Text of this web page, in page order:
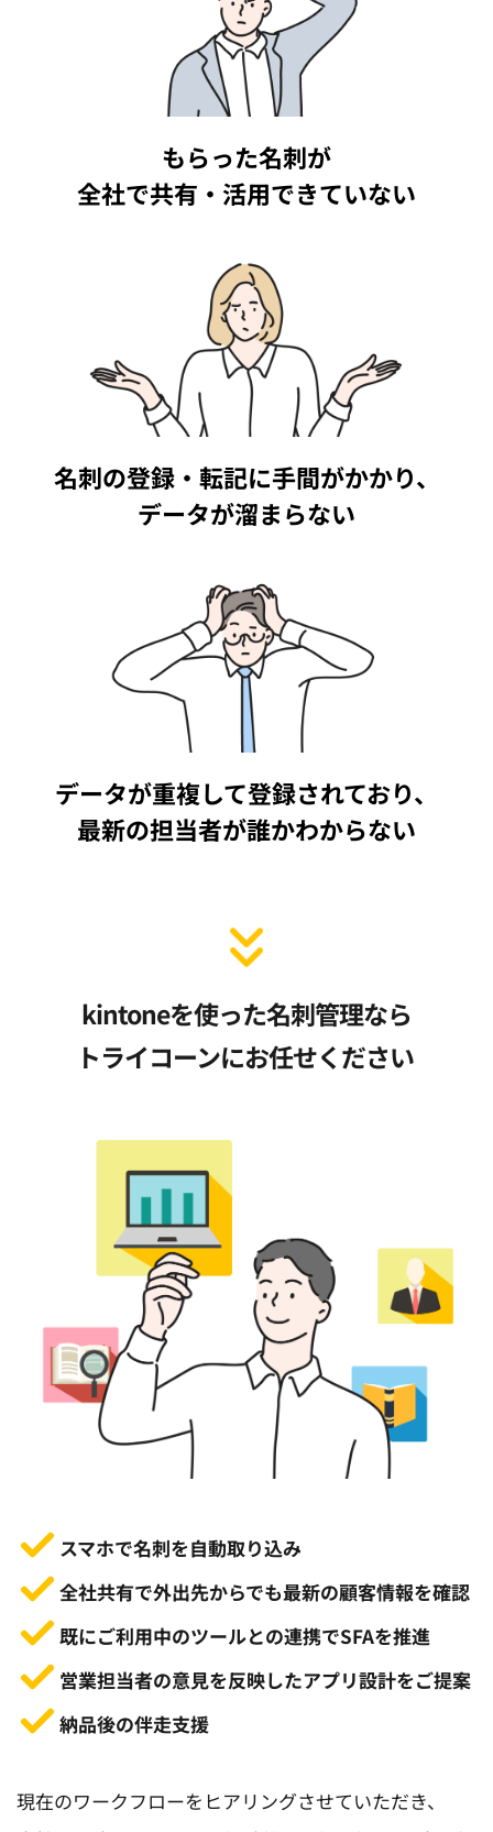
もらった名刺が
全社で共有・活用できていない
名刺の登録・転記に手間がかかり、
データが溜まらない
データが重複して登録されており、
最新の担当者が誰かわからない
kintoneを使った名刺管理なら
トライコーンにお任せください
スマホで名刺を自動取り込み
全社共有で外出先からでも最新の顧客情報を確認
既にご利用中のツールとの連携でSFAを推進
営業担当者の意見を反映したアプリ設計をご提案
納品後の伴走支援
現在のワークフローをヒアリングさせていただき、